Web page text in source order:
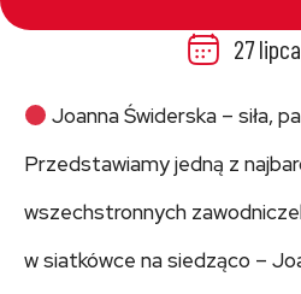
27
Joanna Świderska – siła,
Przedstawiamy jedną z
wszechstronnych
w siatkówce na siedząco –